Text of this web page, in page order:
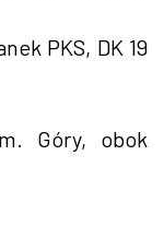
PKS, DK 19
Góry, obok